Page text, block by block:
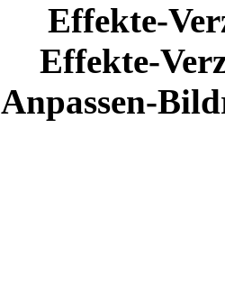
Effekte-
Effekte-
Anpassen-